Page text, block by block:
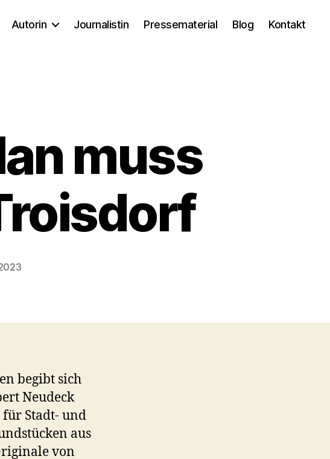
Autorin Journalistin Pressematerial Blog Kontakt
muss
begibt sich
Neudeck
Stadt- und
aus
von